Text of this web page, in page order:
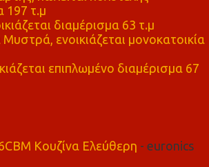
197 τ.μ
διαμέρισμα 63 τ.μ
Μυστρά, ενοικιάζεται μονοκατοικία
επιπλωμένο διαμέρισμα 67
Κουζίνα Ελεύθερη - euronics